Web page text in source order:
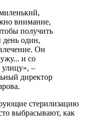
внимание,
получить
день один,
Он
и со
улицу», –
директор
стерилизацию
выбрасывают, как